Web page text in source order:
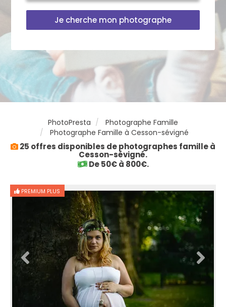
Je cherche mon photographe
PhotoPresta
Photographe Famille
Photographe Famille à Cesson-sévigné
25 offres disponibles de photographes famille à
Cesson-sévigné.
De 50€ à 800€.
PREMIUM PLUS